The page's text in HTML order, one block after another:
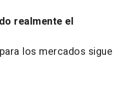
realmente el
los mercados sigue